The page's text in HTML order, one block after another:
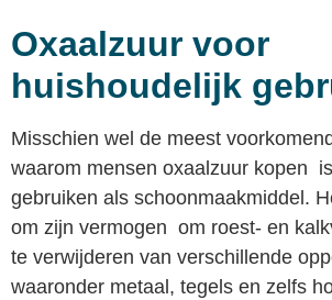
Oxaalzuur voor
huishoudelijk
Misschien wel de meest
waarom mensen oxaalzuur kopen
gebruiken als schoonmaakmiddel.
om zijn vermogen om roest- en
te verwijderen van verschillende
waaronder metaal, tegels en zelfs